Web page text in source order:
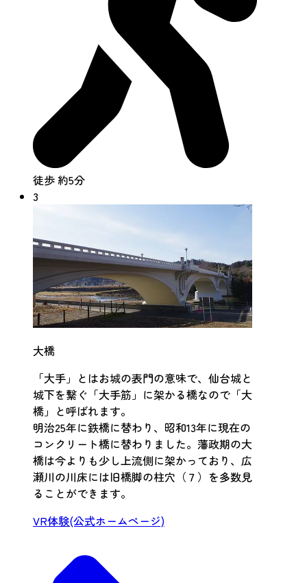
徒歩 約5分
3
大橋
「大手」とはお城の表門の意味で、仙台城と
城下を繋ぐ「大手筋」に架かる橋なので「大
橋」と呼ばれます。
明治25年に鉄橋に替わり、昭和13年に現在の
コンクリート橋に替わりました。藩政期の大
橋は今よりも少し上流側に架かっており、広
瀬川の川床には旧橋脚の柱穴（７）を多数見
ることができます。
VR体験(公式ホームページ)